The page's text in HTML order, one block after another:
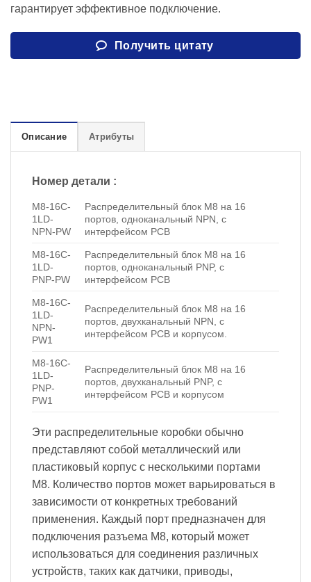
гарантирует эффективное подключение.
Получить цитату
Описание Атрибуты
Номер детали :
M8-16C-
1LD-
NPN-PW
Распределительный блок M8 на 16
портов, одноканальный NPN, с
интерфейсом PCB
M8-16C-
1LD-
PNP-PW
Распределительный блок M8 на 16
портов, одноканальный PNP, с
интерфейсом PCB
M8-16C-
1LD-
NPN-
PW1
Распределительный блок M8 на 16
портов, двухканальный NPN, с
интерфейсом PCB и корпусом.
M8-16C-
1LD-
PNP-
PW1
Pаспределительный блок М8 на 16
портов, двухканальный PNP, с
интерфейсом PCB и корпусом
Эти распределительные коробки обычно
представляют собой металлический или
пластиковый корпус с несколькими портами
M8. Количество портов может варьироваться в
зависимости от конкретных требований
применения. Каждый порт предназначен для
подключения разъема M8, который может
использоваться для соединения различных
устройств, таких как датчики, приводы,